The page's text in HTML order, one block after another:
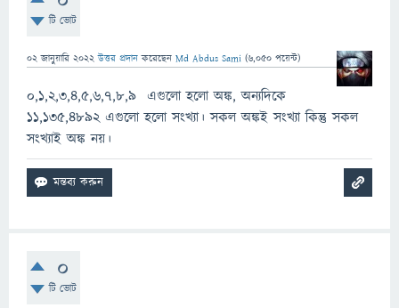
টি ভোট
02 জানুয়ারি 2022 উত্তর প্রদান করেছেন Md Abdus Sami (6,050 পয়েন্ট)
০,১,২,৩,৪,৫,৬,৭,৮,৯ এগুলো হলো অঙ্ক, অন্যদিকে
১১,১৩৫,৪৮৯২ এগুলো হলো সংখ্যা। সকল অঙ্কই সংখ্যা কিন্তু সকল
সংখ্যাই অঙ্ক নয়।
0
টি ভোট